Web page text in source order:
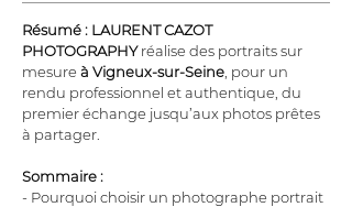
Résumé : LAURENT CAZOT
PHOTOGRAPHY réalise des portraits sur
mesure à Vigneux-sur-Seine , pour un
rendu professionnel et authentique, du
premier échange jusqu’aux photos prêtes
à partager.
Sommaire :
- Pourquoi choisir un photographe portrait